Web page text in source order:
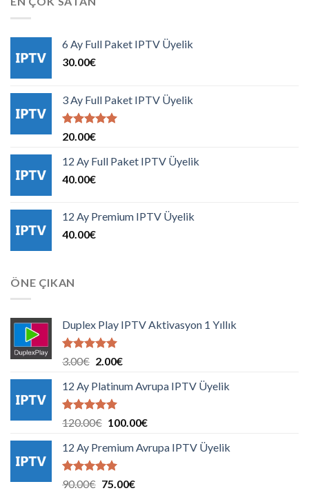
6 Ay Full Paket IPTV Üyelik
30.00€
3 Ay Full Paket IPTV Üyelik
5 üzerinden
aldı
20.00€
12 Ay Full Paket IPTV Üyelik
40.00€
12 Ay Premium IPTV Üyelik
40.00€
ÖNE ÇIKAN
Duplex Play IPTV Aktivasyon 1 Yıllık
5 üzerinden
aldı
3.00€ Orijinal
3.00€.
2.00€Şu
fiyat:
12 Ay Platinum Avrupa IPTV Üyelik
5 üzerinden
aldı
120.00€ Orijinal
120.00€.
100.00€Şu
fiyat:
12 Ay Premium Avrupa IPTV Üyelik
5 üzerinden
90.00€ Orijinal
75.00€Şu